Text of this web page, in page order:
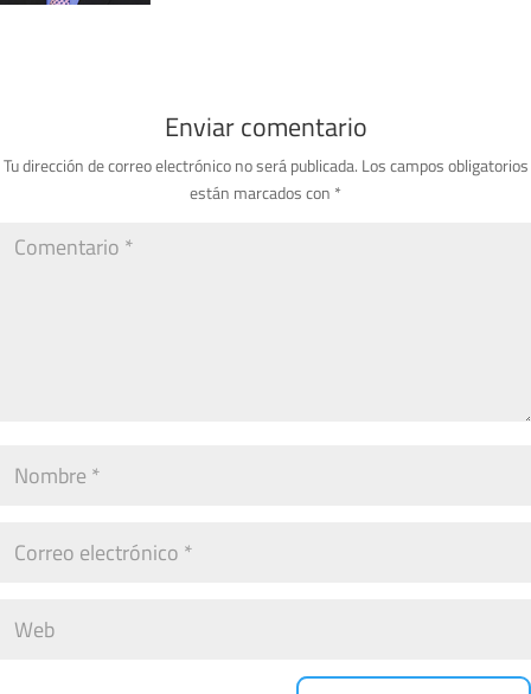
Enviar comentario
Tu dirección de correo electrónico no será publicada. Los campos obligatorios
están marcados con *